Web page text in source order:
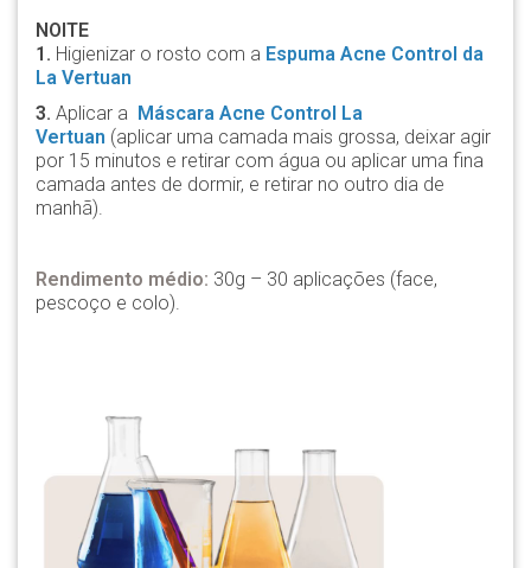
NOITE
1. Higienizar o rosto com a Espuma Acne Control da
La Vertuan
3. Aplicar a Máscara Acne Control La
Vertuan (aplicar uma camada mais grossa, deixar agir
por 15 minutos e retirar com água ou aplicar uma fina
camada antes de dormir, e retirar no outro dia de
manhã).
Rendimento médio: 30g – 30 aplicações (face,
pescoço e colo).